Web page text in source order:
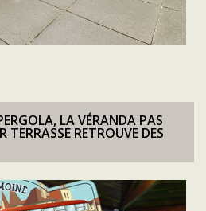
LA VÉRANDA PAS
TERRASSE RETROUVE DES